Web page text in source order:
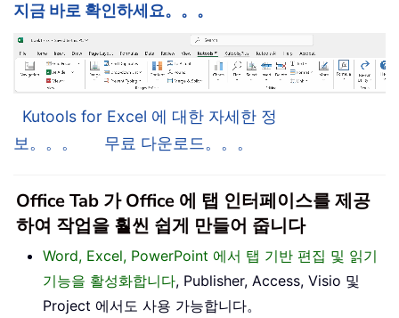
지금 바로 확인하세요。。。
Kutools for Excel 에 대한 자세한 정
보。。。
무료 다운로드。。。
Office Tab 가 Office 에 탭 인터페이스를 제공
하여 작업을 훨씬 쉽게 만들어 줍니다
Word, Excel, PowerPoint 에서 탭 기반 편집 및 읽기
기능을 활성화합니다, Publisher, Access, Visio 및
Project 에서도 사용 가능합니다。